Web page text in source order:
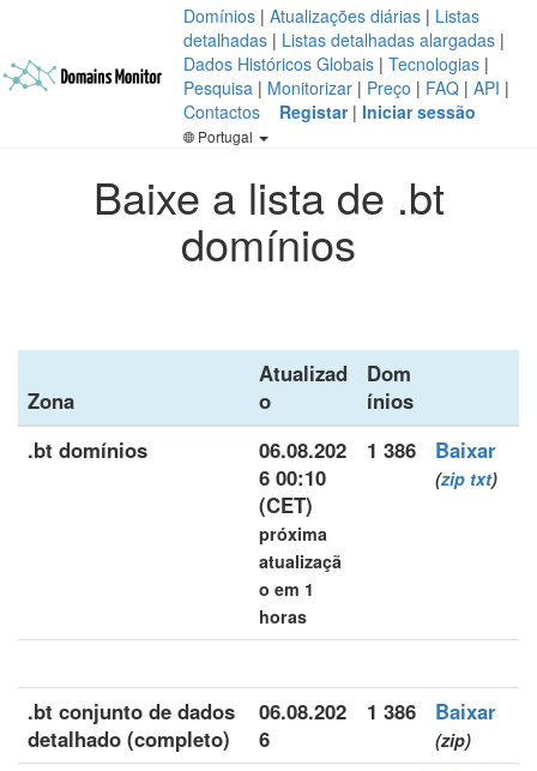
Domínios | Atualizações diárias | Listas
detalhadas | Listas detalhadas alargadas |
Dados Históricos Globais | Tecnologias |
Pesquisa | Monitorizar | Preço | FAQ | API |
Contactos
Registar| Iniciar sessão
Portugal
Baixe a lista de .bt
domínios
Zona
Atualizad
o
Dom
ínios
.bt domínios
06.08.202
6 00:10
(CET)
próxima
atualizaçã
o em 1
horas
1 386 Baixar
(zip txt)
.bt conjunto de dados
detalhado (completo)
06.08.202
6
1 386 Baixar
(zip)